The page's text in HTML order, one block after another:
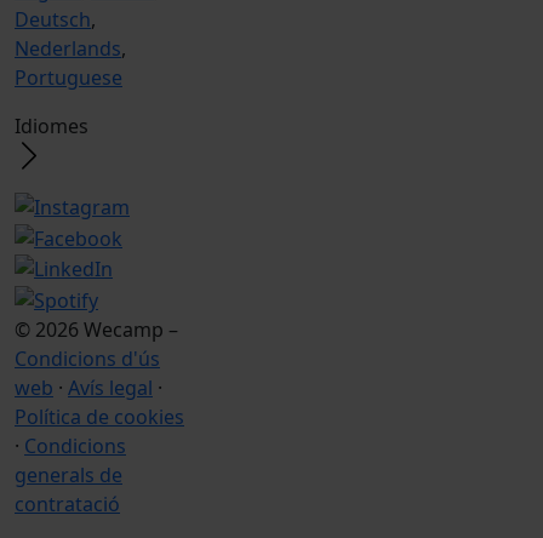
Deutsch,
Nederlands,
Portuguese
Idiomes
© 2026 Wecamp –
Condicions d'ús
web · Avís legal ·
Política de cookies
· Condicions
generals de
contratació